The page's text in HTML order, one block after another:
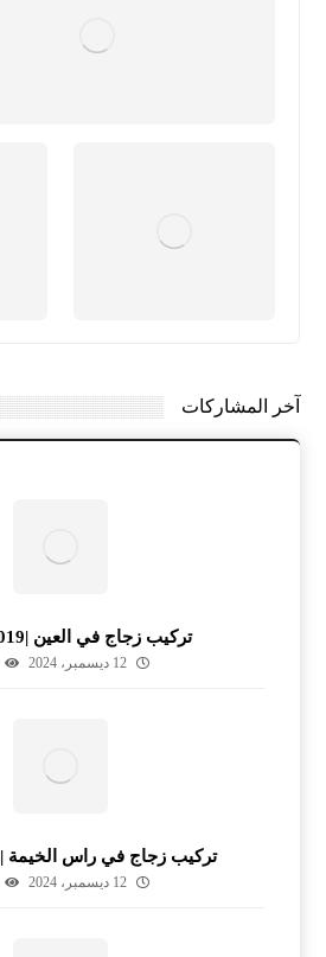
آخر المشاركات
تركيب زجاج في العين |0564421019
12 ديسمبر، 2024
تركيب زجاج في راس الخيمة |0564421019
12 ديسمبر، 2024